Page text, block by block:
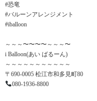
#恐竜
#バルーンアレンジメント
#iballoon
～～～〜〜〜〜～～～〜
i Balloon(あい ばるーん)
～～～～～～～～～～～
〒690-0005 松江市和多見町80
080-1936-8800